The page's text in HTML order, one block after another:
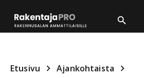
Etusivu Ajankohtaista